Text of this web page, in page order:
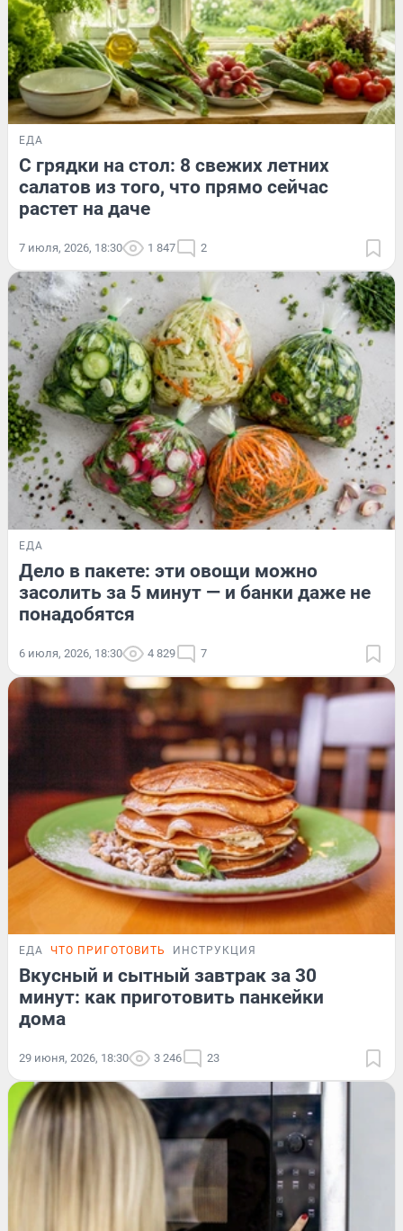
ЕДА
С грядки на стол: 8 свежих летних
салатов из того, что прямо сейчас
растет на даче
7 июля, 2026, 18:30 1 847 2
ЕДА
Дело в пакете: эти овощи можно
засолить за 5 минут — и банки даже не
понадобятся
6 июля, 2026, 18:30 4 829 7
ЕДА ЧТО ПРИГОТОВИТЬ ИНСТРУКЦИЯ
Вкусный и сытный завтрак за 30
минут: как приготовить панкейки
дома
29 июня, 2026, 18:30 3 246 23